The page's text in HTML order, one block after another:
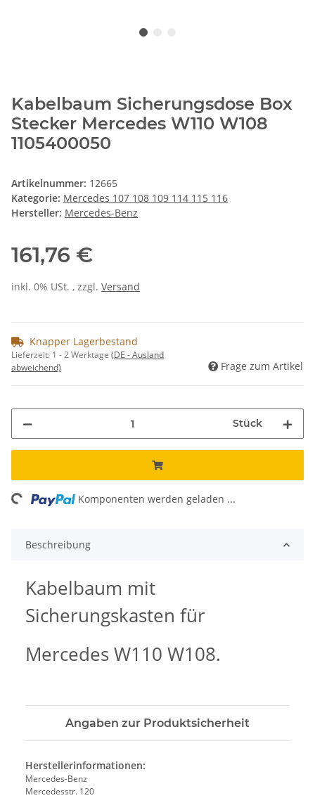
Kabelbaum Sicherungsdose Box
Stecker Mercedes W110 W108
1105400050
Artikelnummer: 12665
Kategorie: Mercedes 107 108 109 114 115 116
Hersteller: Mercedes-Benz
161,76 €
inkl. 0% USt. , zzgl. Versand
Knapper Lagerbestand
Lieferzeit: 1 - 2 Werktage (DE - Ausland
abweichend)
Frage zum Artikel
Stück
Komponenten werden geladen ...
Beschreibung
Kabelbaum mit
Sicherungskasten für
Mercedes W110 W108.
Angaben zur Produktsicherheit
Herstellerinformationen:
Mercedes-Benz
Mercedesstr. 120